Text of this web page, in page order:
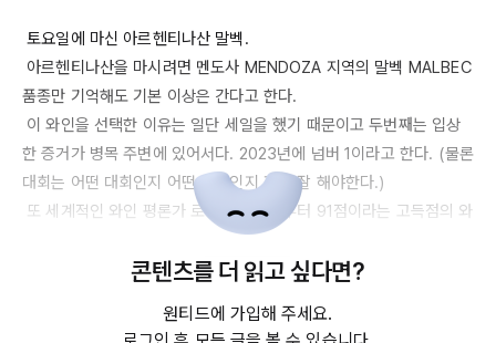
토요일에 마신 아르헨티나산 말벡.
아르헨티나산을 마시려면 멘도사 MENDOZA 지역의 말벡 MALBEC
품종만 기억해도 기본 이상은 간다고 한다.
한 증거가 병목 주변에 있어서다. 2023년에 넘버 1이라고 한다. (물론
대회는 어떤 대회인지 어떤 기준인지 확인 잘 해야한다.)
또 세계적인 와인 평론가 로버트 파커로부터 91점이라는 고득점의 와
우리나라는 학창시절에 91점
콘텐츠를 더 읽고 싶다면?
원티드에 가입해 주세요.